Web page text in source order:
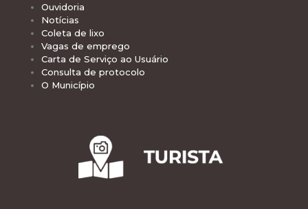
Ouvidoria
Notícias
Coleta de lixo
Vagas de emprego
Carta de Serviço ao Usuário
Consulta de protocolo
O Município